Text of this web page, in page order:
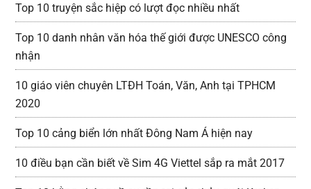
Top 10 truyện sắc hiệp có lượt đọc nhiều nhất
Top 10 danh nhân văn hóa thế giới được UNESCO công
nhận
10 giáo viên chuyên LTĐH Toán, Văn, Anh tại TPHCM
2020
Top 10 cảng biển lớn nhất Đông Nam Á hiện nay
10 điều bạn cần biết về Sim 4G Viettel sắp ra mắt 2017